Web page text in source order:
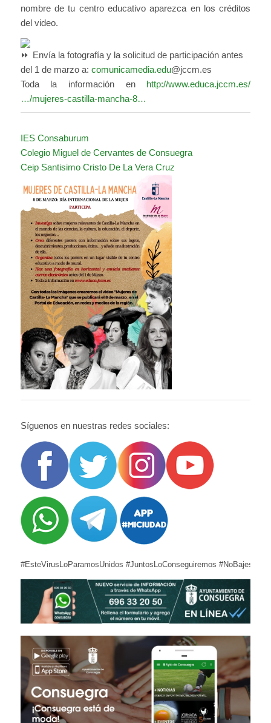
nombre de tu centro educativo aparezca en los créditos
del video.
Envía la fotografía y la solicitud de participación antes
del 1 de marzo a: comunicamedia.edu@jccm.es
Toda la información en http://www.educa.jccm.es/
…/mujeres-castilla-mancha-8…
IES Consaburum
Colegio Miguel de Cervantes de Consuegra
Ceip Santisimo Cristo De La Vera Cruz
Síguenos en nuestras redes sociales:
#EsteVirusLoParamosUnidos #JuntosLoConseguiremos